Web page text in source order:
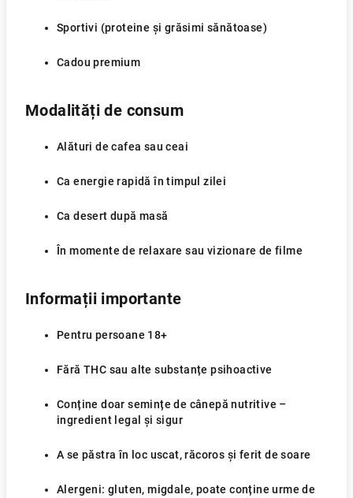
Sportivi (proteine și grăsimi sănătoase)
Cadou premium
Modalități de consum
Alături de cafea sau ceai
Ca energie rapidă în timpul zilei
Ca desert după masă
În momente de relaxare sau vizionare de filme
Informații importante
Pentru persoane 18+
Fără THC sau alte substanțe psihoactive
Conține doar semințe de cânepă nutritive –
ingredient legal și sigur
A se păstra în loc uscat, răcoros și ferit de soare
Alergeni: gluten, migdale, poate conține urme de